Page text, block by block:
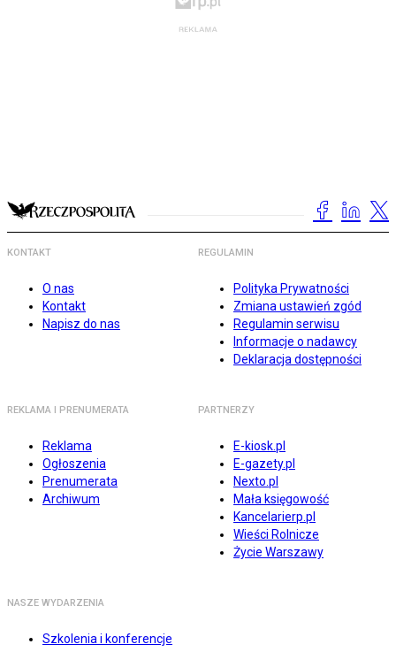
KONTAKT
O nas
Kontakt
Napisz do nas
REGULAMIN
Polityka Prywatności
Zmiana ustawień zgód
Regulamin serwisu
Informacje o nadawcy
Deklaracja dostępności
REKLAMA I PRENUMERATA
Reklama
Ogłoszenia
Prenumerata
Archiwum
PARTNERZY
E-kiosk.pl
E-gazety.pl
Nexto.pl
Mała księgowość
Kancelarierp.pl
Wieści Rolnicze
Życie Warszawy
NASZE WYDARZENIA
Szkolenia i konferencje